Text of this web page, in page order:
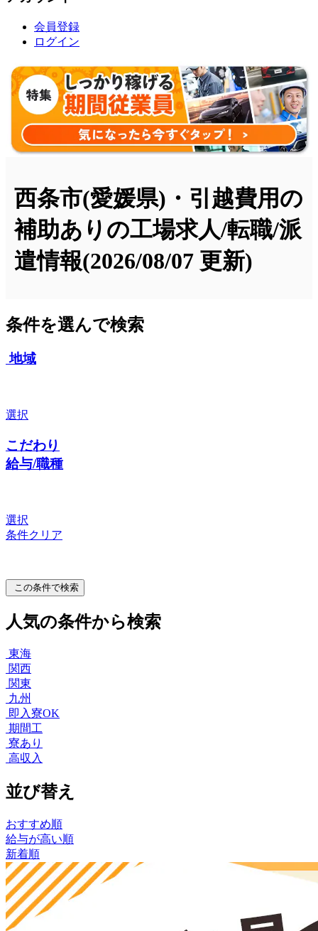
会員登録
ログイン
西条市(愛媛県)・引越費用の
補助ありの工場求人/転職/派
遣情報(2026/08/07 更新)
条件を選んで検索
地域
選択
こだわり
給与/職種
選択
条件クリア
この条件で検索
人気の条件から検索
東海
関西
関東
九州
即入寮OK
期間工
寮あり
高収入
並び替え
おすすめ順
給与が高い順
新着順